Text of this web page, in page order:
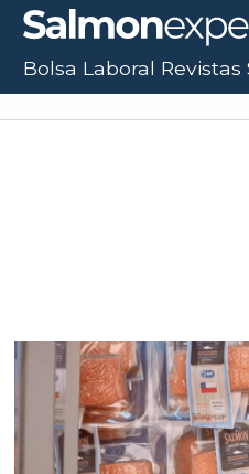
Bolsa Laboral Revistas